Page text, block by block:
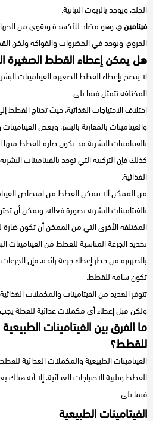
الجلد، ويوجد بالزيوت النباتية.
فيتامين ج، وهو مضاد للأكسدة ويقوي من
الجروح، ويوجد في الخضروات والفواكه ولكن
هل يمكن إعطاء القطط الصغيرة
لا ينصح بإعطاء القطط الصغيرة الفيتامينات
المختلفة تتمثل فيما يلي:
اختلاف الاحتياجات الغذائية، حيث تحتاج
والفيتامينات بالمقارنة بالبشر، وبعض
كذلك فإن التركيبة التي توجد بالفيتامينات
الغذائية.
من الممكن ألا تتمكن القطط من امتصاص
بالفيتامينات البشرية بصورة فعالة، ويمكن أن
المختلفة الأخرى التي من الممكن أن تكون
تحديد الجرعة المناسبة للقطط من الفيتامينات
بالضرورة من خطر إعطاء جرعة زائدة، فإن
تكون سامة للقطط.
تتوفر العديد من الفيتامينات والمكملات
ولكن قبل إعطاء أي مكملات غذائية للقطة يجب
ما الفرق بين الفيتامينات
للقطط؟
الفيتامينات الطبيعية والمكملات الغذائية
القطط وتلبية الاحتياجات الغذائية، إلا أنه
فيما يلي:
الفيتامينات الطبيعية